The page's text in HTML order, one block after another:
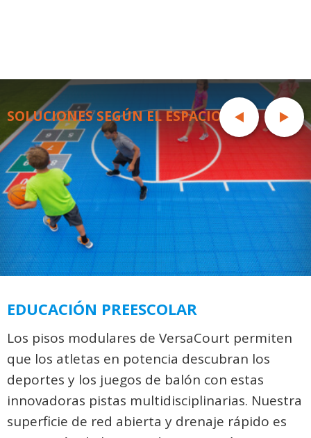
SOLUCIONES SEGÚN EL ESPACIO:
EDUCACIÓN PREESCOLAR
Los pisos modulares de VersaCourt permiten
que los atletas en potencia descubran los
deportes y los juegos de balón con estas
innovadoras pistas multidisciplinarias. Nuestra
superficie de red abierta y drenaje rápido es